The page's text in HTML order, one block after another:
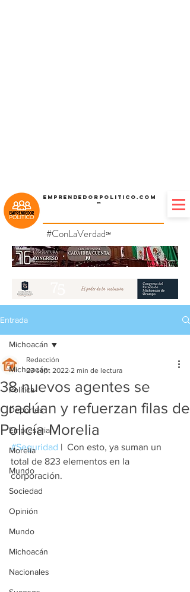
Emprendedorpolitico.com
™
#ConLaVerdad℠
Entrada
Michoacán
Política
Deportes
Empresarial
Morelia
Mundo
Sociedad
Opinión
Mundo
Michoacán
Nacionales
Michoacán
38 nuevos agentes se
gradúan y refuerzan filas de
Policía Morelia
Redacción
23 sept 2022 2 min de lectura
#Seguridad |  Con esto, ya suman un
total de 823 elementos en la
corporación.